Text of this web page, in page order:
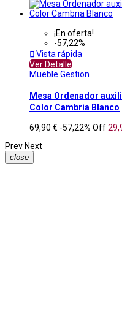
¡En oferta!
-57,22%
 Vista rápida
Ver Detalle
Mueble Gestion
Mesa Ordenador
Color Cambria Blanco
69,90 € -57,22% Off
Prev Next
close